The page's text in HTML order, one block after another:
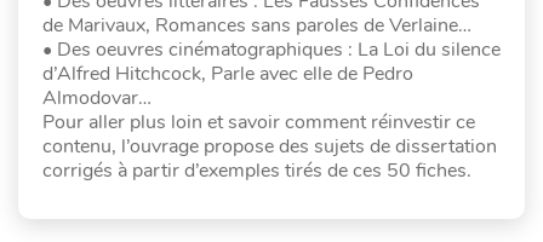
de Marivaux, Romances sans paroles de Verlaine…
• Des oeuvres cinématographiques : La Loi du silence
d’Alfred Hitchcock, Parle avec elle de Pedro
Almodovar…
Pour aller plus loin et savoir comment réinvestir ce
contenu, l’ouvrage propose des sujets de dissertation
corrigés à partir d’exemples tirés de ces 50 fiches.